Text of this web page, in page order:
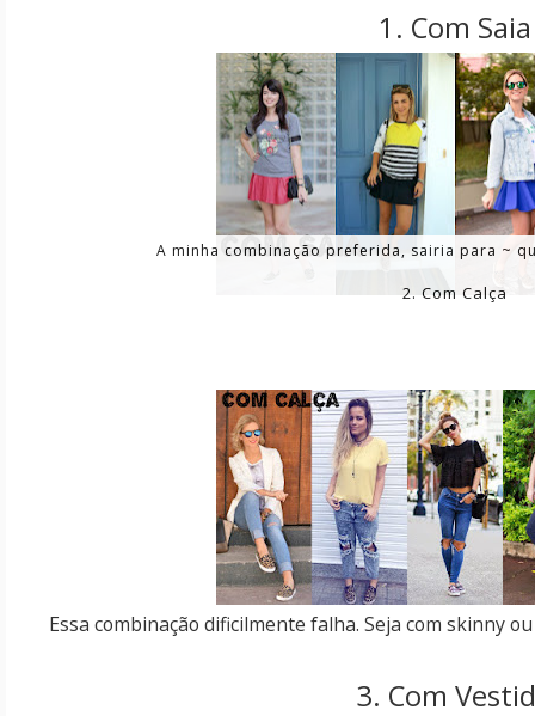
1. Com Saia
A minha combinação preferida, sairia para ~
2. Com Calça
Essa combinação dificilmente falha. Seja com skinny
3. Com